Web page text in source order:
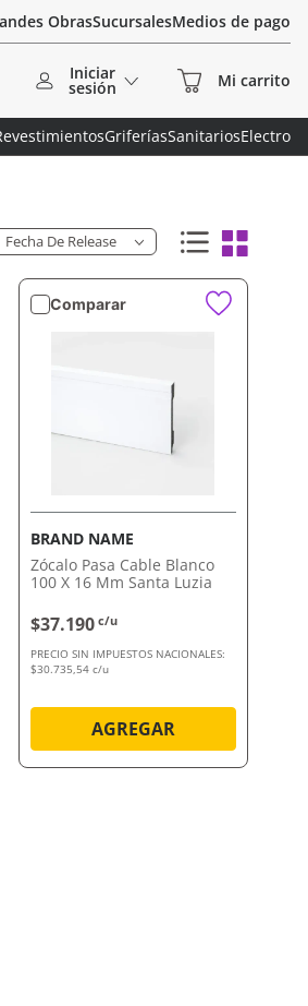
ObrasSucursalesMedios de pago
Iniciar
sesión
GriferíasSanitariosElectro
Fecha De Release
Comparar
BRAND NAME
Zócalo Pasa Cable Blanco
100 X 16 Mm Santa Luzia
$37.190 c/u
PRECIO SIN IMPUESTOS NACIONALES:
$30.735,54 c/u
AGREGAR